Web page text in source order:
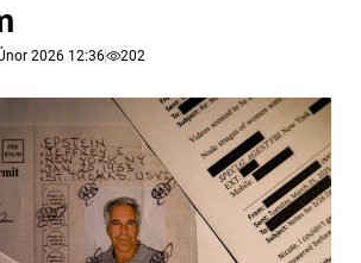
2026 12:36 202